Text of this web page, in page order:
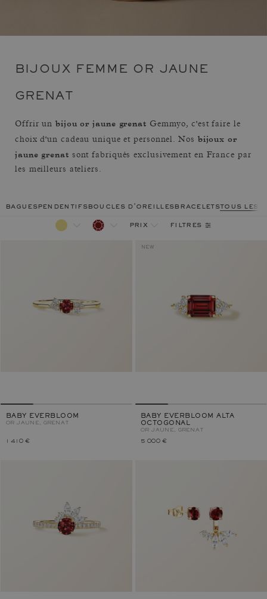
BIJOUX FEMME OR JAUNE
GRENAT
Offrir un bijou or jaune grenat Gemmyo, c'est faire le
choix d'un cadeau unique et personnel. Nos bijoux or
jaune grenat sont fabriqués exclusivement en France par
les meilleurs ateliers.
baguespendentifsboucles d'oreillesbraceletstous les
prix filtres
BABY EVERBLOOM
OR JAUNE, GRENAT
1 410 €
NEW
BABY EVERBLOOM ALTA
OCTOGONAL
OR JAUNE, GRENAT
5 000 €